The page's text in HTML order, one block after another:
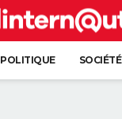
POLITIQUE SOCIÉTÉ